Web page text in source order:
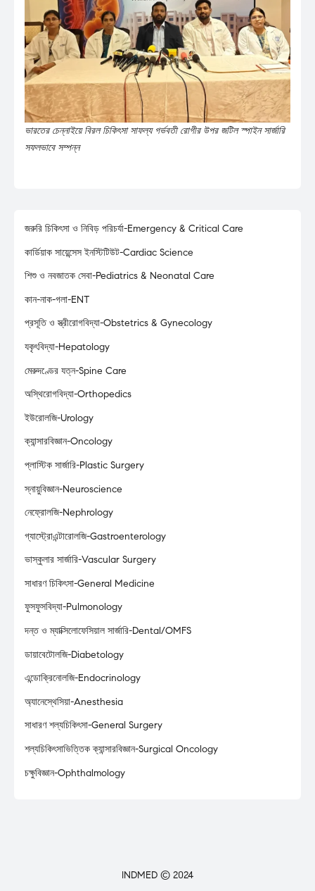
ভারতের চেন্নাইয়ে বিরল চিকিৎসা সাফল্য গর্ভবতী রোগীর উপর জটিল স্পাইন সার্জারি
সফলভাবে সম্পন্ন
জরুরি চিকিৎসা ও নিবিড় পরিচর্যা-Emergency & Critical Care
কার্ডিয়াক সায়েন্সেস ইনস্টিটিউট-Cardiac Science
শিশু ও নবজাতক সেবা-Pediatrics & Neonatal Care
কান-নাক-গলা-ENT
প্রসূতি ও স্ত্রীরোগবিদ্যা-Obstetrics & Gynecology
যকৃৎবিদ্যা-Hepatology
মেরুদণ্ডের যত্ন-Spine Care
অস্থিরোগবিদ্যা-Orthopedics
ইউরোলজি-Urology
ক্যান্সারবিজ্ঞান-Oncology
প্লাস্টিক সার্জারি-Plastic Surgery
স্নায়ুবিজ্ঞান-Neuroscience
নেফ্রোলজি-Nephrology
গ্যাস্ট্রোএন্টারোলজি-Gastroenterology
ভাস্কুলার সার্জারি-Vascular Surgery
সাধারণ চিকিৎসা-General Medicine
ফুসফুসবিদ্যা-Pulmonology
দন্ত ও ম্যাক্সিলোফেসিয়াল সার্জারি-Dental/OMFS
ডায়াবেটোলজি-Diabetology
এন্ডোক্রিনোলজি-Endocrinology
অ্যানেস্থেসিয়া-Anesthesia
সাধারণ শল্যচিকিৎসা-General Surgery
শল্যচিকিৎসাভিত্তিক ক্যান্সারবিজ্ঞান-Surgical Oncology
চক্ষুবিজ্ঞান-Ophthalmology
INDMED © 2024